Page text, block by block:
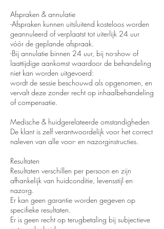
Afspraken & annulatie
-Afspraken kunnen uitsluitend kosteloos worden
geannuleerd of verplaatst tot uiterlijk 24 uur
vóór de geplande afspraak.
-Bij annulatie binnen 24 uur, bij no-show of
laattijdige aankomst waardoor de behandeling
niet kan worden uitgevoerd:
wordt de sessie beschouwd als opgenomen, en
vervalt deze zonder recht op inhaalbehandeling
of compensatie.
Medische & huidgerelateerde omstandigheden
De klant is zelf verantwoordelijk voor het correct
naleven van alle voor- en nazorginstructies.
Resultaten
Resultaten verschillen per persoon en zijn
afhankelijk van huidconditie, levensstijl en
nazorg.
Er kan geen garantie worden gegeven op
specifieke resultaten.
Er is geen recht op terugbetaling bij subjectieve